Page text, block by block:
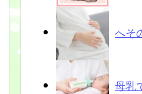
へそ
母乳